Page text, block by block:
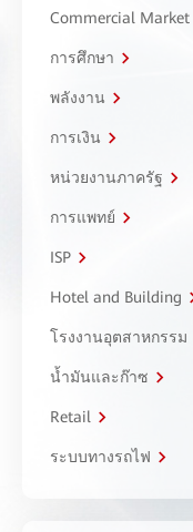
Commercial Market
การศึกษา
พลังงาน
การเงิน
หน่วยงานภาครัฐ
การแพทย์
ISP
Hotel and Building
โรงงานอุตสาหกรรม
น้ำมันและก๊าซ
Retail
ระบบทางรถไฟ